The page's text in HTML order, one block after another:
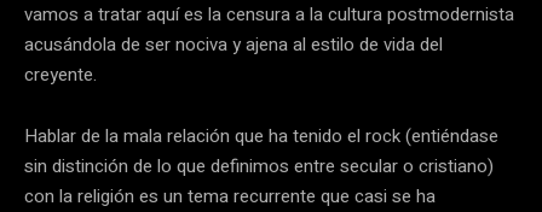
vamos a tratar aquí es la censura a la cultura postmodernista
acusándola de ser nociva y ajena al estilo de vida del
creyente.
Hablar de la mala relación que ha tenido el rock (entiéndase
sin distinción de lo que definimos entre secular o cristiano)
con la religión es un tema recurrente que casi se ha